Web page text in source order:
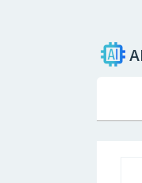
この